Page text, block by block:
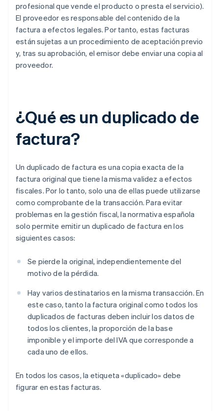
profesional que vende el producto o presta el servicio).
El proveedor es responsable del contenido de la
factura a efectos legales. Por tanto, estas facturas
están sujetas a un procedimiento de aceptación previo
y, tras su aprobación, el emisor debe enviar una copia al
proveedor.
¿Qué es un duplicado de
factura?
Un duplicado de factura es una copia exacta de la
factura original que tiene la misma validez a efectos
fiscales. Por lo tanto, solo una de ellas puede utilizarse
como comprobante de la transacción. Para evitar
problemas en la gestión fiscal, la normativa española
solo permite emitir un duplicado de factura en los
siguientes casos:
Se pierde la original, independientemente del
motivo de la pérdida.
Hay varios destinatarios en la misma transacción. En
este caso, tanto la factura original como todos los
duplicados de facturas deben incluir los datos de
todos los clientes, la proporción de la base
imponible y el importe del IVA que corresponde a
cada uno de ellos.
En todos los casos, la etiqueta «duplicado» debe
figurar en estas facturas.